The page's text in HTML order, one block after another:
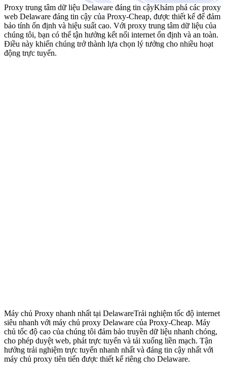
Proxy trung tâm dữ liệu Delaware đáng tin cậyKhám phá các proxy
web Delaware đáng tin cậy của Proxy-Cheap, được thiết kế để đảm
bảo tính ổn định và hiệu suất cao. Với proxy trung tâm dữ liệu của
chúng tôi, bạn có thể tận hưởng kết nối internet ổn định và an toàn.
Điều này khiến chúng trở thành lựa chọn lý tưởng cho nhiều hoạt
động trực tuyến.
Máy chủ Proxy nhanh nhất tại DelawareTrải nghiệm tốc độ internet
siêu nhanh với máy chủ proxy Delaware của Proxy-Cheap. Máy
chủ tốc độ cao của chúng tôi đảm bảo truyền dữ liệu nhanh chóng,
cho phép duyệt web, phát trực tuyến và tải xuống liền mạch. Tận
hưởng trải nghiệm trực tuyến nhanh nhất và đáng tin cậy nhất với
máy chủ proxy tiên tiến được thiết kế riêng cho Delaware.